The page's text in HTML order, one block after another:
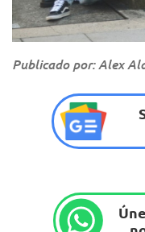
Publicado por: Alex